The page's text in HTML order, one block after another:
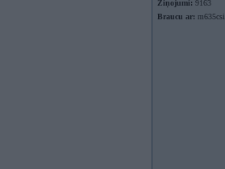
Ziņojumi: 9163
Braucu ar: m635csi